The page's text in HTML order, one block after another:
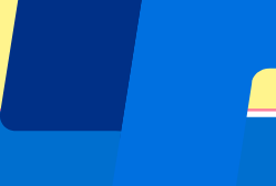
Ligas de fútbol
Champions League
Premier League
Serie A